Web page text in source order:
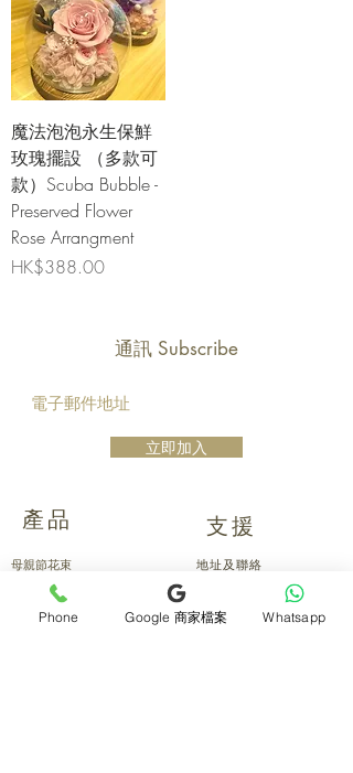
魔法泡泡永生保鮮
玫瑰擺設 （多款可
款）Scuba Bubble -
Preserved Flower
Rose Arrangment
價格
HK$388.00
通訊 Subscribe
立即加入
產品
母親節花束
求婚花束
畢業花束
支援
地址及聯絡
花藝師募集
Phone Google 商家檔案 Whatsapp